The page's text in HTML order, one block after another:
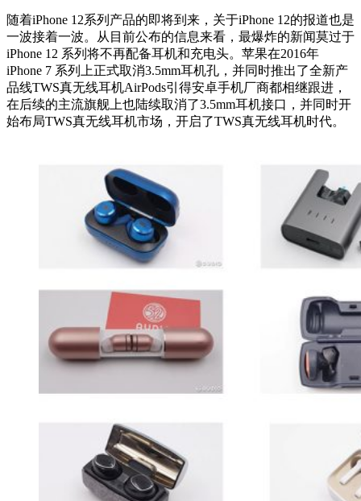
随着iPhone 12系列产品的即将到来，关于iPhone 12的报道也是
一波接着一波。从目前公布的信息来看，最爆炸的新闻莫过于
iPhone 12 系列将不再配备耳机和充电头。苹果在2016年
iPhone 7 系列上正式取消3.5mm耳机孔，并同时推出了全新产
品线TWS真无线耳机AirPods引得安卓手机厂商都相继跟进，
在后续的主流旗舰上也陆续取消了3.5mm耳机接口，并同时开
始布局TWS真无线耳机市场，开启了TWS真无线耳机时代。